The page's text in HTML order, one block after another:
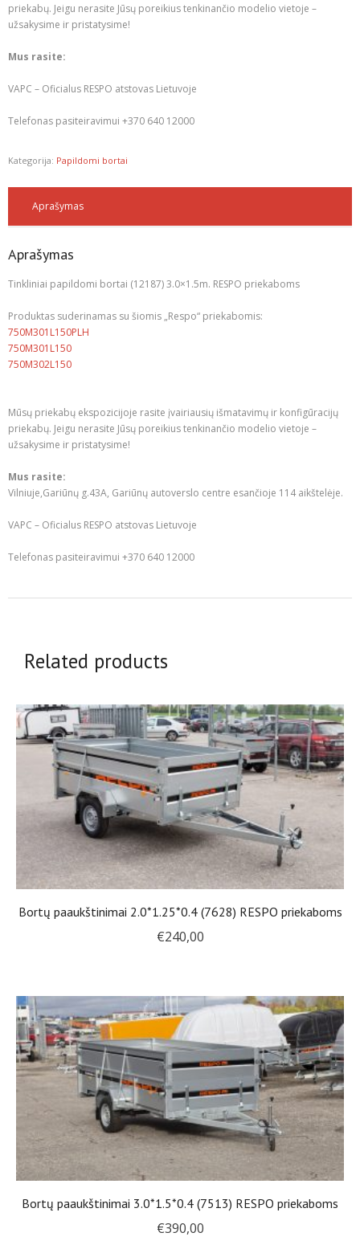
priekabų. Jeigu nerasite Jūsų poreikius tenkinančio modelio vietoje –
užsakysime ir pristatysime!
Mus rasite:
VAPC – Oficialus RESPO atstovas Lietuvoje
Telefonas pasiteiravimui +370 640 12000
Kategorija: Papildomi bortai
Aprašymas
Aprašymas
Tinkliniai papildomi bortai (12187) 3.0×1.5m. RESPO priekaboms
Produktas suderinamas su šiomis „Respo“ priekabomis:
750M301L150PLH
750M301L150
750M302L150
Mūsų priekabų ekspozicijoje rasite įvairiausių išmatavimų ir konfigūracijų
priekabų. Jeigu nerasite Jūsų poreikius tenkinančio modelio vietoje –
užsakysime ir pristatysime!
Mus rasite:
Vilniuje,Gariūnų g.43A, Gariūnų autoverslo centre esančioje 114 aikštelėje.
VAPC – Oficialus RESPO atstovas Lietuvoje
Telefonas pasiteiravimui +370 640 12000
Related products
Bortų paaukštinimai 2.0*1.25*0.4 (7628) RESPO priekaboms
€240,00
Bortų paaukštinimai 3.0*1.5*0.4 (7513) RESPO priekaboms
€390,00